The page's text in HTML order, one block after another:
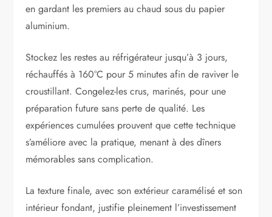
en gardant les premiers au chaud sous du papier
aluminium.
Stockez les restes au réfrigérateur jusqu’à 3 jours,
réchauffés à 160°C pour 5 minutes afin de raviver le
croustillant. Congelez-les crus, marinés, pour une
préparation future sans perte de qualité. Les
expériences cumulées prouvent que cette technique
s’améliore avec la pratique, menant à des dîners
mémorables sans complication.
La texture finale, avec son extérieur caramélisé et son
intérieur fondant, justifie pleinement l’investissement